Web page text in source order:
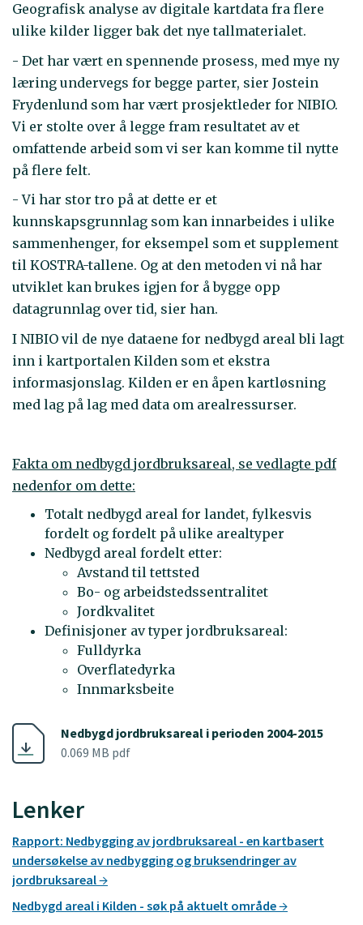
Geografisk analyse av digitale kartdata fra flere
ulike kilder ligger bak det nye tallmaterialet.
- Det har vært en spennende prosess, med mye ny
læring undervegs for begge parter, sier Jostein
Frydenlund som har vært prosjektleder for NIBIO.
Vi er stolte over å legge fram resultatet av et
omfattende arbeid som vi ser kan komme til nytte
på flere felt.
- Vi har stor tro på at dette er et
kunnskapsgrunnlag som kan innarbeides i ulike
sammenhenger, for eksempel som et supplement
til KOSTRA-tallene. Og at den metoden vi nå har
utviklet kan brukes igjen for å bygge opp
datagrunnlag over tid, sier han.
I NIBIO vil de nye dataene for nedbygd areal bli lagt
inn i kartportalen Kilden som et ekstra
informasjonslag. Kilden er en åpen kartløsning
med lag på lag med data om arealressurser.
Fakta om nedbygd jordbruksareal, se vedlagte pdf
nedenfor om dette:
Totalt nedbygd areal for landet, fylkesvis
fordelt og fordelt på ulike arealtyper
Nedbygd areal fordelt etter:
Avstand til tettsted
Bo- og arbeidstedssentralitet
Jordkvalitet
Definisjoner av typer jordbruksareal:
Fulldyrka
Overflatedyrka
Innmarksbeite
Nedbygd jordbruksareal i perioden 2004-2015
0.069 MB pdf
Lenker
Rapport: Nedbygging av jordbruksareal - en kartbasert
undersøkelse av nedbygging og bruksendringer av
jordbruksareal
Nedbygd areal i Kilden - søk på aktuelt område